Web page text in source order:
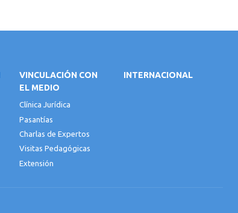
VINCULACIÓN CON
EL MEDIO
Clínica Jurídica
Pasantías
Charlas de Expertos
Visitas Pedagógicas
Extensión
INTERNACIONAL